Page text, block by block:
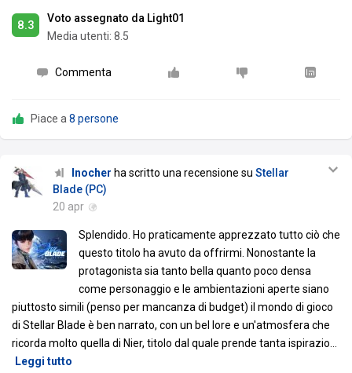
8.3
Voto assegnato da Light01
Media utenti: 8.5
Commenta
Piace a 8 persone
Inocher ha scritto una recensione su Stellar
Blade (PC)
20 apr
Splendido. Ho praticamente apprezzato tutto ciò che
questo titolo ha avuto da offrirmi. Nonostante la
protagonista sia tanto bella quanto poco densa
come personaggio e le ambientazioni aperte siano
piuttosto simili (penso per mancanza di budget) il mondo di gioco
di Stellar Blade è ben narrato, con un bel lore e un'atmosfera che
ricorda molto quella di Nier, titolo dal quale prende tanta ispirazio
Leggi tutto